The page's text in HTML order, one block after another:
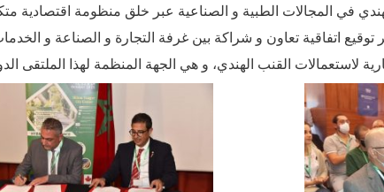
في المجالات الطبية و الصناعية عبر خلق منظومة اقتصادية
اتفاقية تعاون و شراكة بين غرفة التجارة و الصناعة و
لاستعمالات القنب الهندي، و هي الجهة المنظمة لهذا الملتقى